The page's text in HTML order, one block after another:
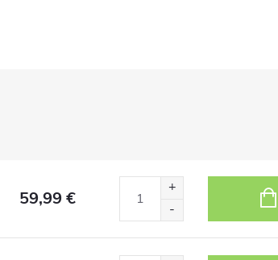
59,99 €